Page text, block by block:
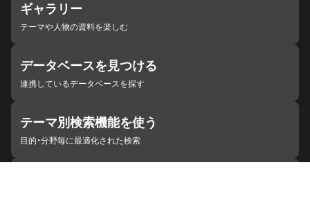
ギャラリー
テーマや人物の資料を楽しむ
データベースを見つける
連携しているデータベースを探す
テーマ別検索機能を使う
目的・分野毎に最適化された検索